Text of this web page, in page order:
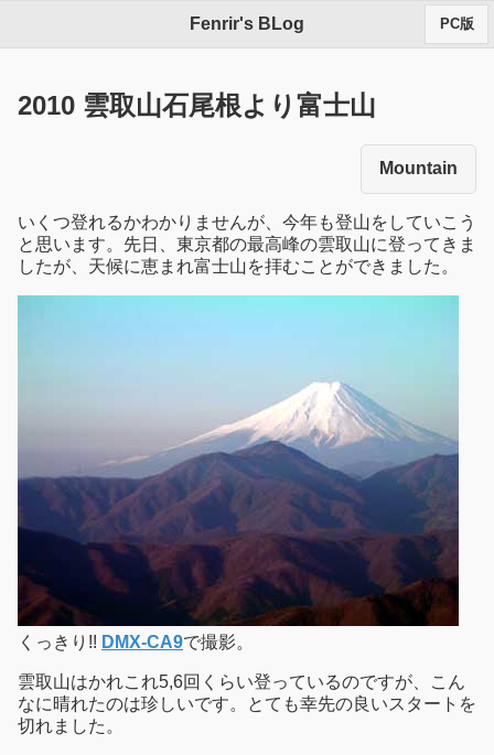
Fenrir's BLog PC版
2010 雲取山石尾根より富士山
Mountain
いくつ登れるかわかりませんが、今年も登山をしていこう
と思います。先日、東京都の最高峰の雲取山に登ってきま
したが、天候に恵まれ富士山を拝むことができました。
くっきり!! DMX-CA9で撮影。
雲取山はかれこれ5,6回くらい登っているのですが、こん
なに晴れたのは珍しいです。とても幸先の良いスタートを
切れました。